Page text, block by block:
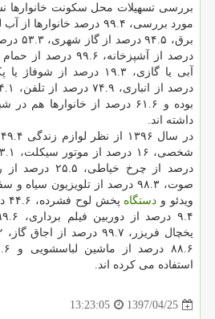
بررسی تسهیلات محل سكونت خانوارها
بوده و ۶۱.۶ درصد از خانوارها
داشته اند.
درصد از چرخ
ویدئو و دستگاه
استفاده می كرده اند.
1397/04/25
13:23:05